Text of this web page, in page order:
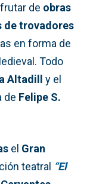
de obras
de trovadores
en forma de
Todo
Altadill y el
de Felipe S.
el Gran
teatral “El